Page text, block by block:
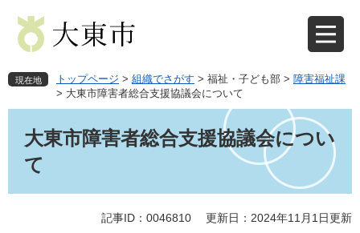
先
で
を
ば
へ
現在地 トップページ > 組織でさがす > 福祉・子ども部 > 障害福祉課
> 大東市障害者総合支援協議会について
大東市障害者総合支援協議会につい
て
記事ID：0046810 更新日：2024年11月1日更新